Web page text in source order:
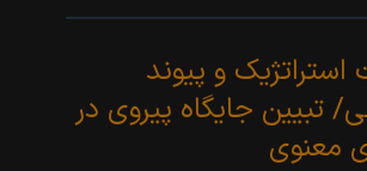
استراتژیک و پیوند
تبیین جایگاه پیروی در
معنوی